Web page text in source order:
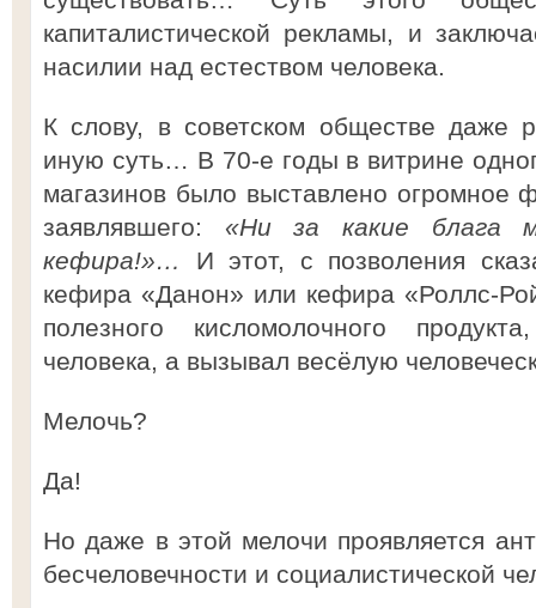
капиталистической рекламы, и
насилии над естеством человека.
К слову, в советском обществе даже
иную суть… В 70-е годы в витрине
магазинов было выставлено огромное
заявлявшего: «Ни за какие блага
кефира!»…
И этот, с позволения
кефира «Данон» или кефира «Роллс-
полезного кисломолочного
человека, а вызывал весёлую
Мелочь?
Да!
Но даже в этой мелочи проявляется
бесчеловечности и социалистической